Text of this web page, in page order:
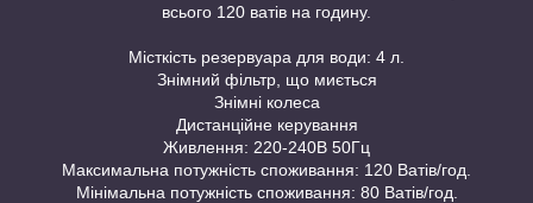
всього 120 ватів на годину.
Місткість резервуара для води: 4 л.
Знімний фільтр, що миється
Знімні колеса
Дистанційне керування
Живлення: 220-240В 50Гц
Максимальна потужність споживання: 120 Ватів/год.
Мінімальна потужність споживання: 80 Ватів/год.